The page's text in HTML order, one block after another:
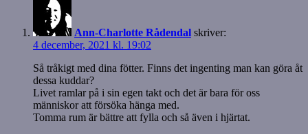
Ann-Charlotte Rådendal skriver:
4 december, 2021 kl. 19:02
Så tråkigt med dina fötter. Finns det ingenting man kan göra åt
dessa kuddar?
Livet ramlar på i sin egen takt och det är bara för oss
människor att försöka hänga med.
Tomma rum är bättre att fylla och så även i hjärtat.